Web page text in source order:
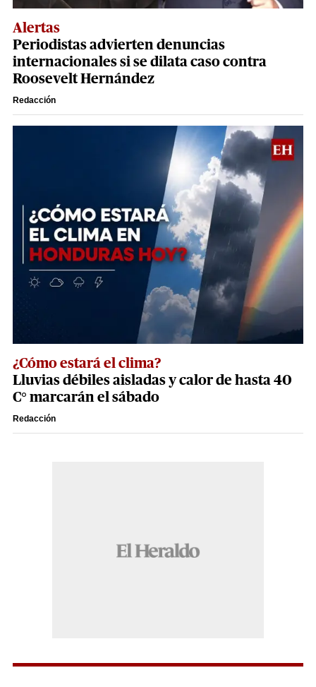
Alertas
Periodistas advierten denuncias
internacionales si se dilata caso contra
Roosevelt Hernández
Redacción
¿Cómo estará el clima?
Lluvias débiles aisladas y calor de hasta 40
C° marcarán el sábado
Redacción